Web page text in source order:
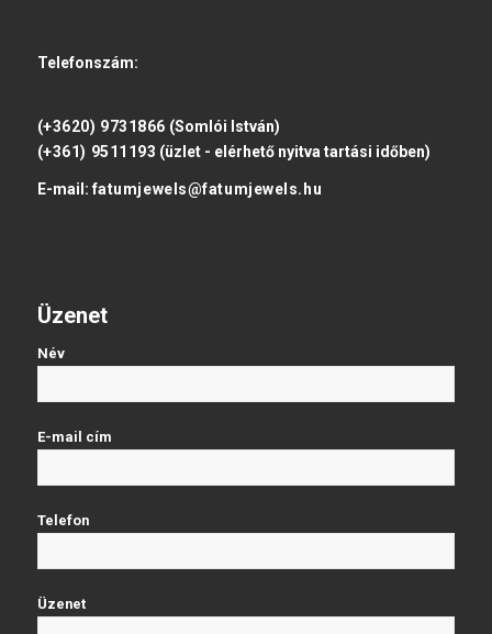
Telefonszám:
(+3620) 9731866 (Somlói István)
(+361) 9511193 (üzlet - elérhető nyitva tartási időben)
E-mail: fatumjewels@fatumjewels.hu
Üzenet
Név
E-mail cím
Telefon
Üzenet